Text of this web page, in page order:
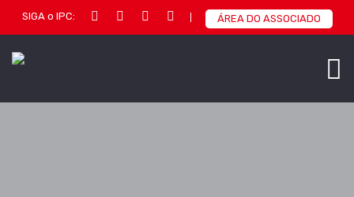
SIGA o IPC: ÁREA DO ASSOCIADO